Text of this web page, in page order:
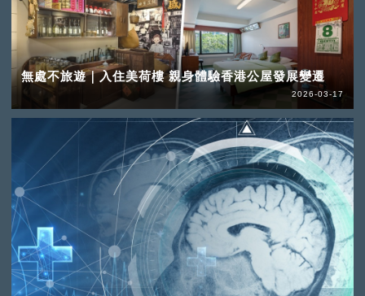
無處不旅遊｜入住美荷樓 親身體驗香港公屋發展變遷
2026-03-17